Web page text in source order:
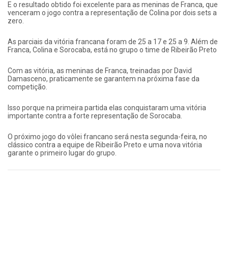
E o resultado obtido foi excelente para as meninas de Franca, que
venceram o jogo contra a representação de Colina por dois sets a
zero.
As parciais da vitória francana foram de 25 a 17 e 25 a 9. Além de
Franca, Colina e Sorocaba, está no grupo o time de Ribeirão Preto
Com as vitória, as meninas de Franca, treinadas por David
Damasceno, praticamente se garantem na próxima fase da
competição.
Isso porque na primeira partida elas conquistaram uma vitória
importante contra a forte representação de Sorocaba.
O próximo jogo do vôlei francano será nesta segunda-feira, no
clássico contra a equipe de Ribeirão Preto e uma nova vitória
garante o primeiro lugar do grupo.